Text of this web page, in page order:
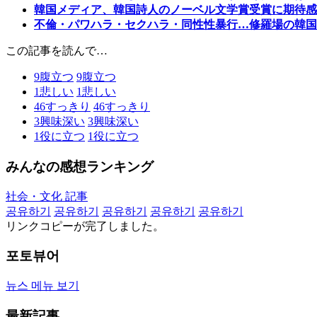
韓国メディア、韓国詩人のノーベル文学賞受賞に期待感
不倫・パワハラ・セクハラ・同性性暴行…修羅場の韓
この記事を読んで…
9腹立つ 9腹立つ
1悲しい 1悲しい
46すっきり 46すっきり
3興味深い 3興味深い
1役に立つ 1役に立つ
みんなの感想ランキング
社会・文化 記事
공유하기
공유하기 공유하기 공유하기
공유하기
リンクコピーが完了しました。
포토뷰어
뉴스 메뉴 보기